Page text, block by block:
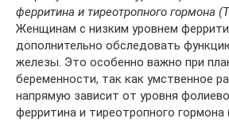
ферритина и тиреотропного гормона
Женщинам с низким уровнем
дополнительно обследовать
железы. Это особенно важно при
беременности, так как умственное
напрямую зависит от уровня
ферритина и тиреотропного гормона